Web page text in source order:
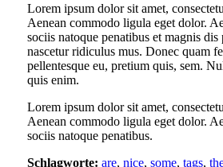
Lorem ipsum dolor sit amet,
Aenean commodo ligula eget dolor.
sociis natoque penatibus et magnis dis
nascetur ridiculus mus. Donec quam
pellentesque eu, pretium quis, sem.
quis enim.
Lorem ipsum dolor sit amet,
Aenean commodo ligula eget dolor.
sociis natoque penatibus.
Schlagworte: are, nice, some, tags,